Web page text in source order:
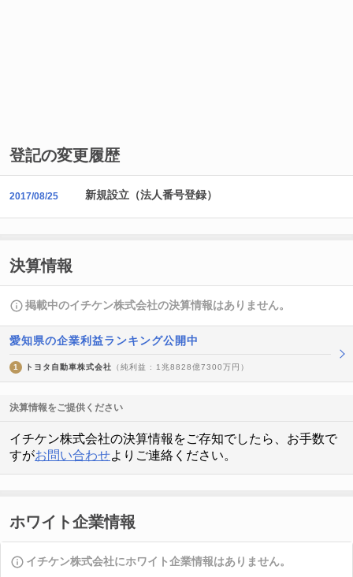
登記の変更履歴
2017/08/25 新規設立（法人番号登録）
決算情報
掲載中のイチケン株式会社の決算情報はありません。
愛知県の企業利益ランキング公開中
1 トヨタ自動車株式会社 （純利益 : 1兆8828億7300万円）
決算情報をご提供ください
イチケン株式会社の決算情報をご存知でしたら、お手数で
すがお問い合わせよりご連絡ください。
ホワイト企業情報
イチケン株式会社にホワイト企業情報はありません。